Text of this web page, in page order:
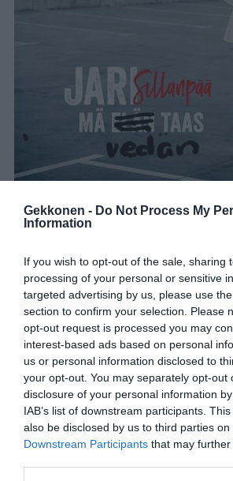
Gekkonen - Do Not Process My
Information
If you wish to opt-out of the sale, sharing
processing of your personal or sensitive
targeted advertising by us, please use
section to confirm your selection. Please
opt-out request is processed you may
interest-based ads based on personal
us or personal information disclosed to
your opt-out. You may separately opt-out
disclosure of your personal information
IAB’s list of downstream participants.
also be disclosed by us to third parties on
Downstream Participants that may
Oikeasti koko Suomi toivoo Siltsulle
huumeveikkojen kanssa!
Mitä sinä haluaisit sanoa Jarille?